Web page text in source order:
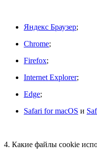
Яндекс Браузер;
Chrome;
Firefox;
Internet Explorer;
Edge;
Safari for macOS и
4. Какие файлы cookie